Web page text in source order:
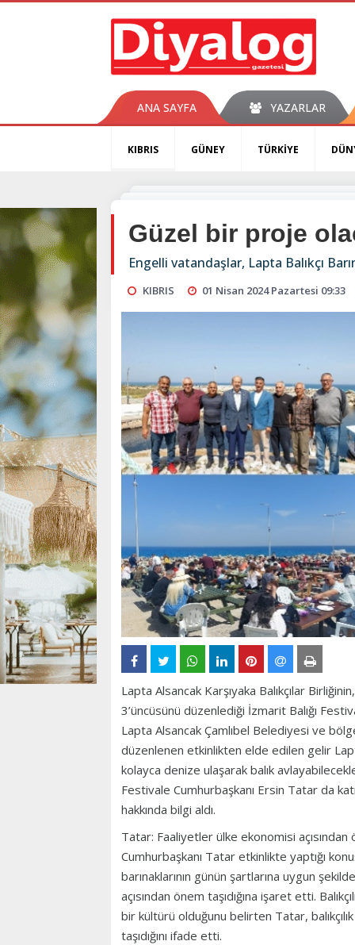
ANA SAYFA YAZARLAR
KIBRIS GÜNEY TÜRKİYE
Güzel bir proje
Engelli vatandaşlar, Lapta Balıkçı
KIBRIS 01 Nisan 2024 Pazartesi 09:33
Lapta Alsancak Karşıyaka Balıkçılar
3’üncüsünü düzenlediği İzmarit Balığı
Lapta Alsancak Çamlıbel Belediyesi ve bölge
düzenlenen etkinlikten elde edilen gelir Lapta
kolayca denize ulaşarak balık
Festivale Cumhurbaşkanı Ersin Tatar da
hakkında bilgi aldı.
Tatar: Faaliyetler ülke ekonomisi açısından
Cumhurbaşkanı Tatar etkinlikte yaptığı
barınaklarının günün şartlarına uygun
açısından önem taşıdığına işaret etti.
bir kültürü olduğunu belirten Tatar,
taşıdığını ifade etti.